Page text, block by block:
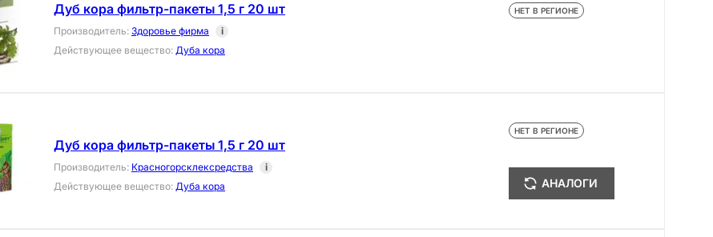
Дуб кора фильтр-пакеты 1,5 г 20 шт
Производитель: Здоровье фирма
i
Действующее вещество: Дуба кора
НЕТ В РЕГИОНЕ
Дуб кора фильтр-пакеты 1,5 г 20 шт
Производитель: Красногорсклексредства
i
Действующее вещество: Дуба кора
НЕТ В РЕГИОНЕ
АНАЛОГИ